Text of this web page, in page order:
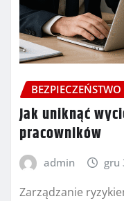
BEZPIECZEŃSTWO
Jak uniknąć
pracowników
admin gru
Zarządzanie